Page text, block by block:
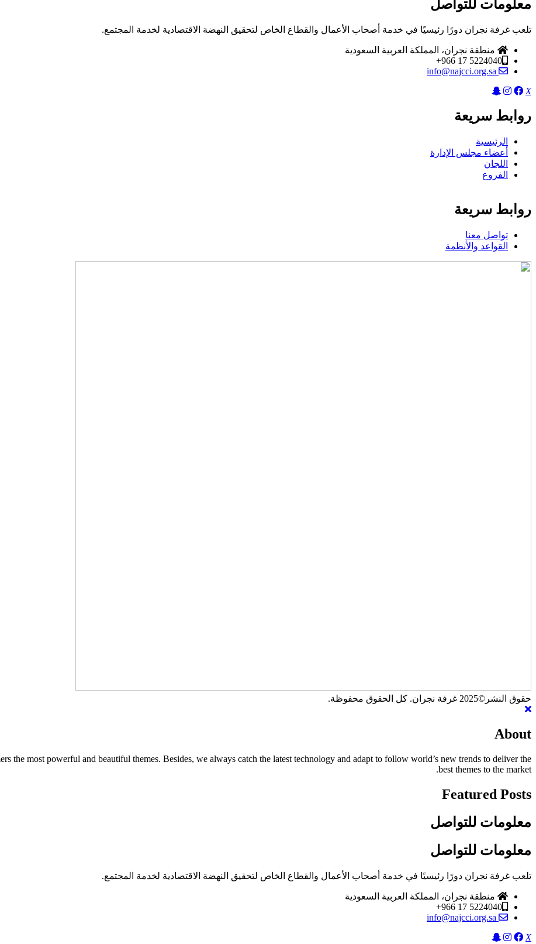
معلومات للتواصل
تلعب غرفة نجران دورًا رئيسيًا في خدمة أصحاب الأعمال والقطاع الخاص لتحقيق النهضة الاقتصادية لخدمة المجتمع.
منطقة نجران، المملكة العربية السعودية
5224040 17 966+
X
روابط سريعة
الرئيسية
أعضاء مجلس الإدارة
اللجان
الفروع
روابط سريعة
تواصل معنا
القواعد والأنظمة
حقوق النشر©2025 غرفة نجران. كل الحقوق محفوظة.
About
the most powerful and beautiful themes. Besides, we always catch the latest technology and adapt to follow world’s new trends to deliver the
best themes to the market.
Featured Posts
معلومات للتواصل
معلومات للتواصل
تلعب غرفة نجران دورًا رئيسيًا في خدمة أصحاب الأعمال والقطاع الخاص لتحقيق النهضة الاقتصادية لخدمة المجتمع.
منطقة نجران، المملكة العربية السعودية
5224040 17 966+
X